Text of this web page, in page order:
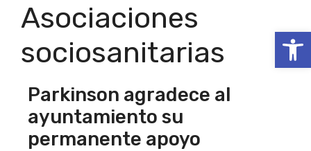
Abrir
Asociaciones
sociosanitarias
Parkinson agradece al
ayuntamiento su
permanente apoyo